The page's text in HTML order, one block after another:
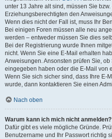
unter 13 Jahre alt sind, müssen Sie
Erziehungsberechtigten den
Wenn dies nicht der Fall ist, muss Ihr
Bei einigen Foren müssen alle neu
werden – entweder müssen Sie dies
Bei der Registrierung wurde Ihnen
nicht. Wenn Sie eine E-Mail erhalten
Anweisungen. Ansonsten prüfen Sie,
eingegeben haben oder die E-Mail von
Wenn Sie sich sicher sind, dass Ihre E-
wurde, dann kontaktieren Sie einen
Nach oben
Warum kann ich mich nicht anmelden?
Dafür gibt es viele mögliche Gründe.
Benutzername und Ihr Passwort richtig